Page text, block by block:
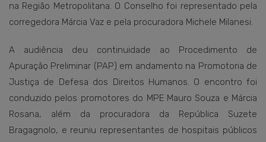
na Região Metropolitana. O Conselho foi representado pela
corregedora Márcia Vaz e pela procuradora Michele Milanesi.
A audiência deu continuidade ao Procedimento de
Apuração Preliminar (PAP) em andamento na Promotoria de
Justiça de Defesa dos Direitos Humanos. O encontro foi
conduzido pelos promotores do MPE Mauro Souza e Márcia
Rosana, além da procuradora da República Suzete
Bragagnolo, e reuniu representantes de hospitais públicos